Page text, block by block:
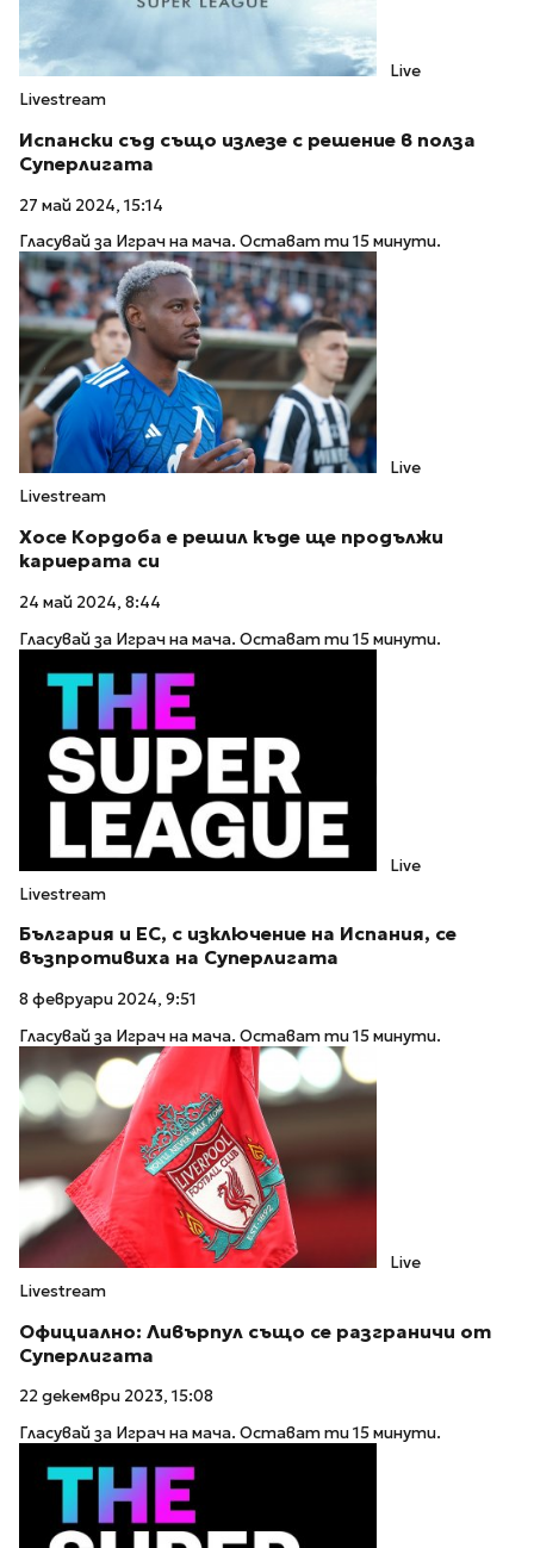
Live
Livestream
Испански съд също излезе с решение в полза
Суперлигата
27 май 2024, 15:14
Гласувай за Играч на мача. Остават ти 15 минути.
Live
Livestream
Хосе Кордоба е решил къде ще продължи
кариерата си
24 май 2024, 8:44
Гласувай за Играч на мача. Остават ти 15 минути.
Live
Livestream
България и ЕС, с изключение на Испания, се
възпротивиха на Суперлигата
8 февруари 2024, 9:51
Гласувай за Играч на мача. Остават ти 15 минути.
Live
Livestream
Официално: Ливърпул също се разграничи от
Суперлигата
22 декември 2023, 15:08
Гласувай за Играч на мача. Остават ти 15 минути.